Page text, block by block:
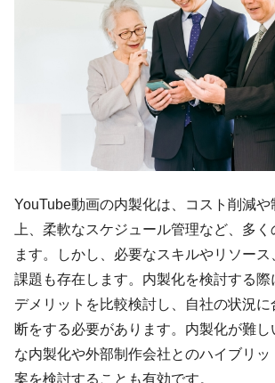
YouTube動画の内製化は、コスト削減や
上、柔軟なスケジュール管理など、多
ます。しかし、必要なスキルやリソー
課題も存在します。内製化を検討する際
デメリットを比較検討し、自社の状況に
断をする必要があります。内製化が難
な内製化や外部制作会社とのハイブリ
案を検討することも有効です。